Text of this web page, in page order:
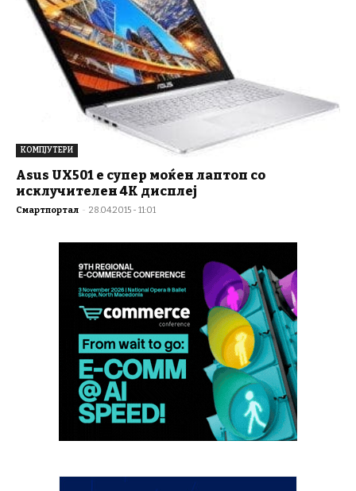
КОМПЈУТЕРИ
Asus UX501 е супер моќен лаптоп со
исклучителен 4K дисплеј
Смартпортал - 28.04.2015 - 11:01